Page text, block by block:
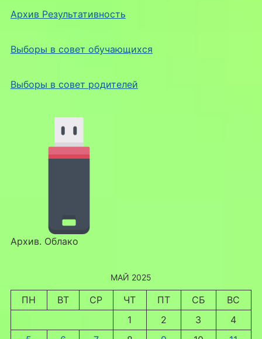
Архив Результативность
Выборы в совет обучающихся
Выборы в совет родителей
Архив. Облако
МАЙ 2025
ПН ВТ СР ЧТ ПТ СБ
ВС
1
2 3
4